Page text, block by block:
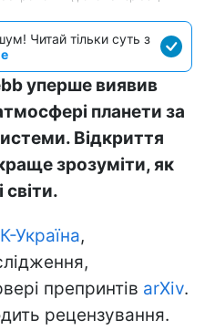
Читай тільки суть з
уперше виявив
планети за
Відкриття
зрозуміти, як
Україна,
препринтів arXiv.
рецензування.